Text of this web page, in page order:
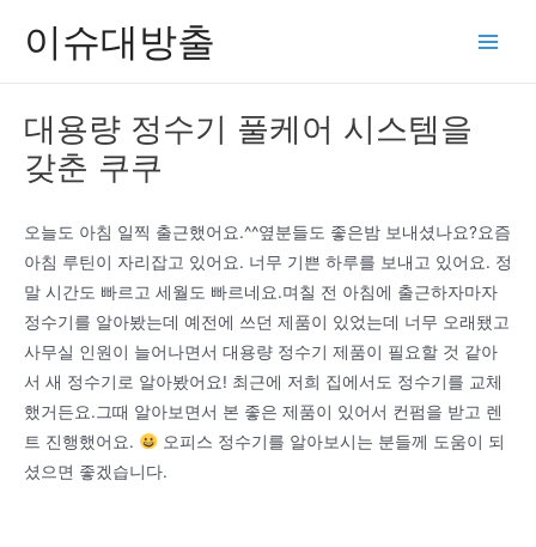
이슈대방출
대용량 정수기 풀케어 시스템을
갖춘 쿠쿠
오늘도 아침 일찍 출근했어요.^^옆분들도 좋은밤 보내셨나요?요즘
아침 루틴이 자리잡고 있어요. 너무 기쁜 하루를 보내고 있어요. 정
말 시간도 빠르고 세월도 빠르네요.며칠 전 아침에 출근하자마자
정수기를 알아봤는데 예전에 쓰던 제품이 있었는데 너무 오래됐고
사무실 인원이 늘어나면서 대용량 정수기 제품이 필요할 것 같아
서 새 정수기로 알아봤어요! 최근에 저희 집에서도 정수기를 교체
했거든요.그때 알아보면서 본 좋은 제품이 있어서 컨펌을 받고 렌
트 진행했어요.
오피스 정수기를 알아보시는 분들께 도움이 되
셨으면 좋겠습니다.